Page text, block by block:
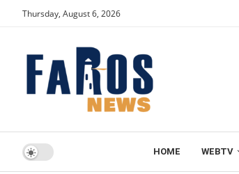
Thursday, August 6, 2026
HOME WEBTV
Home Η ανοιχτή επιστολή